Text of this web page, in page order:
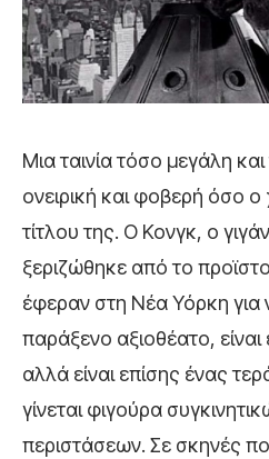
Μια ταινία τόσο μεγάλη
ονειρική και φοβερή όσο
τίτλου της. Ο Κονγκ, ο
ξεριζώθηκε από το
έφεραν στη Νέα Υόρκη για
παράξενο αξιοθέατο,
αλλά είναι επίσης ένας
γίνεται φιγούρα
περιστάσεων. Σε σκηνές